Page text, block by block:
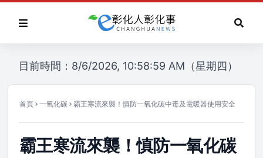
目前時間：8/6/2026, 10:58:59 AM（星期四）
首頁 一氧化碳 霸王寒流來襲！慎防一氧化碳中毒及電暖器使用安全
霸王寒流來襲！慎防一氧化碳